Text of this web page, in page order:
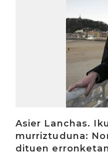
Asier Lanchas.
murriztuduna:
dituen